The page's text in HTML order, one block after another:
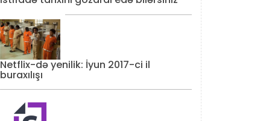
Netflix-də yenilik: İyun 2017-ci il
buraxılışı